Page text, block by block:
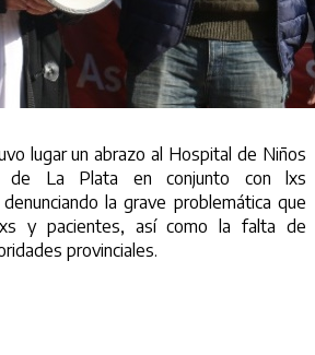
lugar un abrazo al Hospital de Niños
de La Plata en conjunto con lxs
la grave problemática que
y pacientes, así como la falta de
provinciales.